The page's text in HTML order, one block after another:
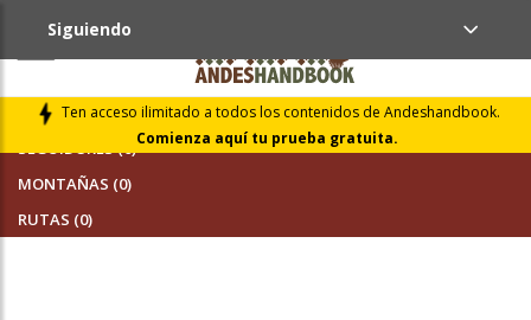
Ten acceso ilimitado a todos los contenidos de Andeshandbook.
Comienza aquí tu prueba gratuita.
Siguiendo
SEGUIDORES (0)
MONTAÑAS (0)
RUTAS (0)